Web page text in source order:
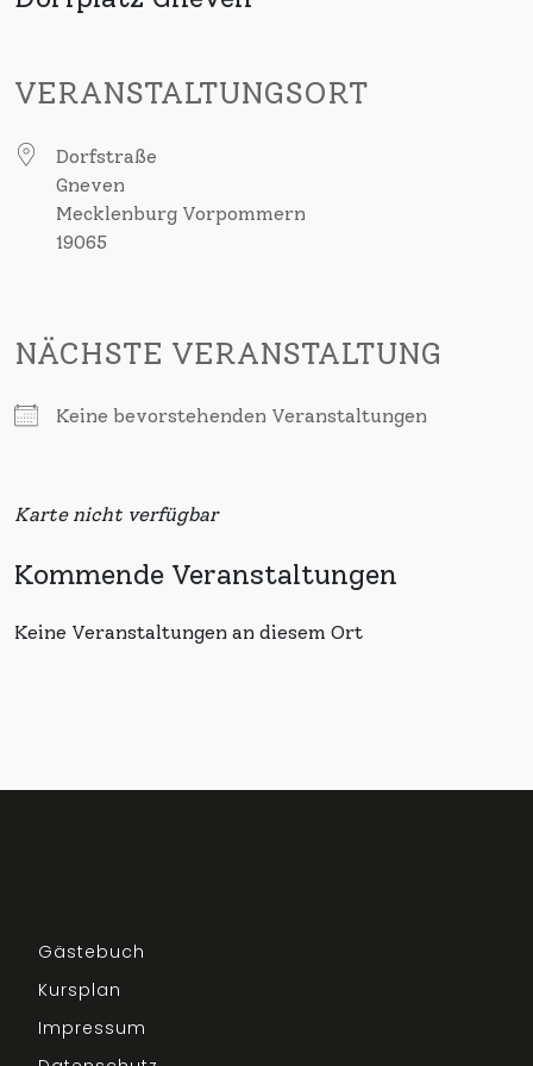
VERANSTALTUNGSORT
Dorfstraße
Gneven
Mecklenburg Vorpommern
19065
NÄCHSTE VERANSTALTUNG
Keine bevorstehenden Veranstaltungen
Karte nicht verfügbar
Kommende Veranstaltungen
Keine Veranstaltungen an diesem Ort
Gästebuch
Kursplan
Impressum